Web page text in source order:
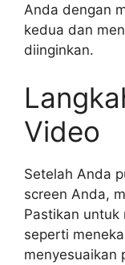
Anda dengan
kedua dan
diinginkan.
Video
Setelah Anda
screen Anda,
Pastikan untuk
seperti
menyesuaikan